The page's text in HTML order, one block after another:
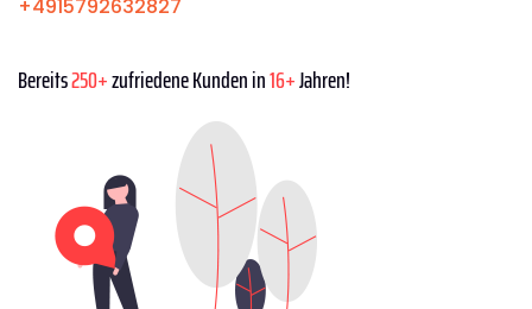
+4915792632827
Bereits250+zufriedene Kunden in16+Jahren!